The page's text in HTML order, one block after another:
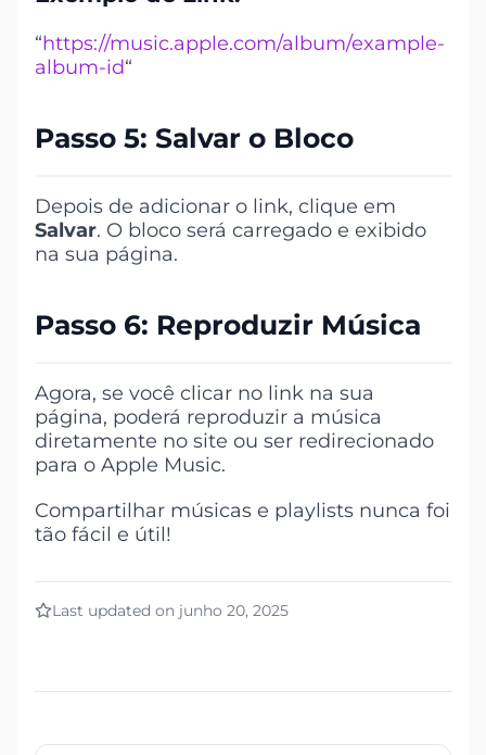
“https://music.apple.com/album/example-
album-id“
Passo 5: Salvar o Bloco
Depois de adicionar o link, clique em
Salvar. O bloco será carregado e exibido
na sua página.
Passo 6: Reproduzir Música
Agora, se você clicar no link na sua
página, poderá reproduzir a música
diretamente no site ou ser redirecionado
para o Apple Music.
Compartilhar músicas e playlists nunca foi
tão fácil e útil!
Last updated on junho 20, 2025